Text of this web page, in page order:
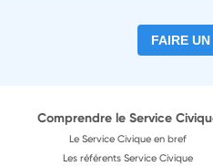
FAIRE
Comprendre le Service
Le Service Civique en bref
Les référents Service Civique